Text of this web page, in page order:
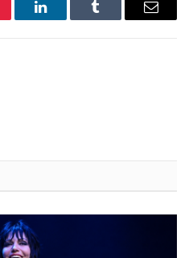
LinkedInTumblr Имэйл